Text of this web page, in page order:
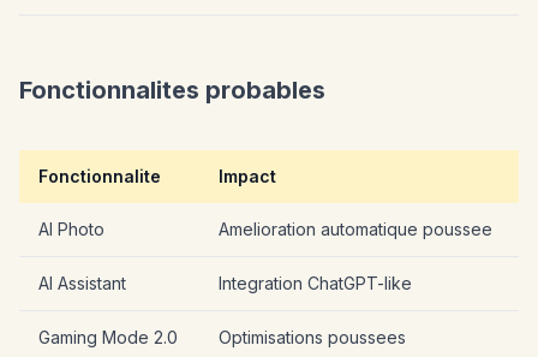
Fonctionnalites probables
Fonctionnalite Impact
AI Photo Amelioration automatique poussee
AI Assistant Integration ChatGPT-like
Gaming Mode 2.0 Optimisations poussees